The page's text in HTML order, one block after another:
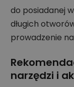
do posiadanej
długich
prowadzenie
narzędzi i